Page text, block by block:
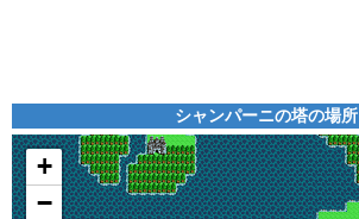
シャンパーニの塔の場所
+
−